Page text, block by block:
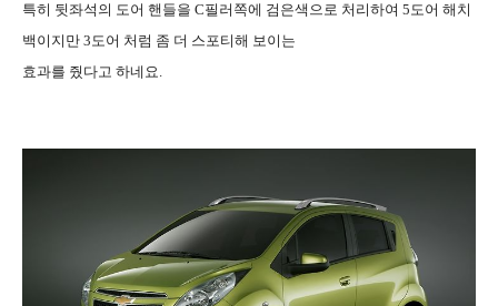
특히 뒷좌석의 도어 핸들을 C필러쪽에 검은색으로 처리하여 5도어 해치
백이지만 3도어 처럼 좀 더 스포티해 보이는
효과를 줬다고 하네요.